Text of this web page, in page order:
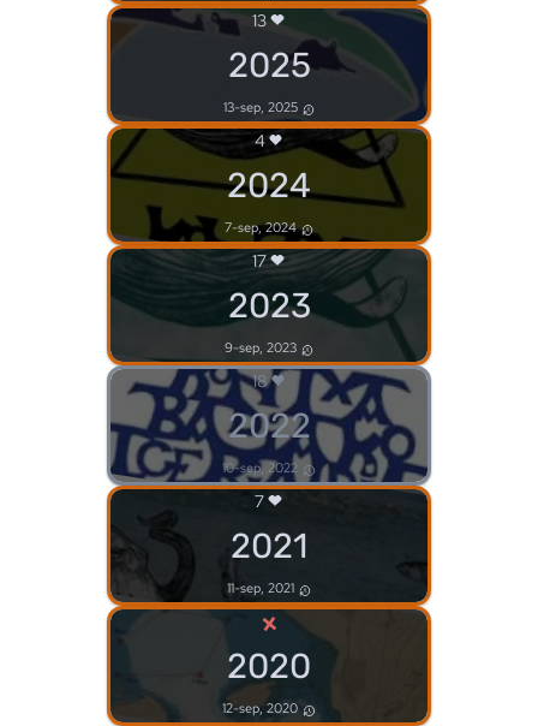
13
2025
13-sep, 2025
4
2024
7-sep, 2024
17
2023
9-sep, 2023
18
2022
10-sep, 2022
7
2021
11-sep, 2021
×
2020
12-sep, 2020